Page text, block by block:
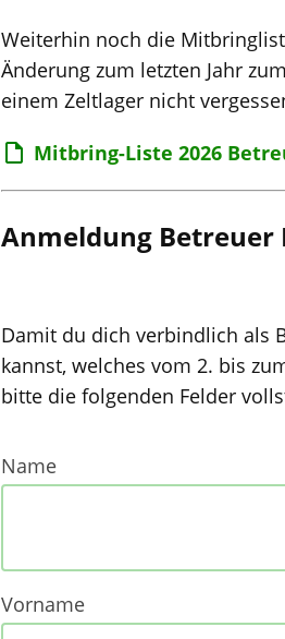
Weiterhin noch die
Änderung zum letzten Jahr
einem Zeltlager nicht
Mitbring-Liste 2026
Anmeldung Betreuer
Damit du dich verbindlich als
kannst, welches vom 2. bis
bitte die folgenden Felder
Name
Vorname